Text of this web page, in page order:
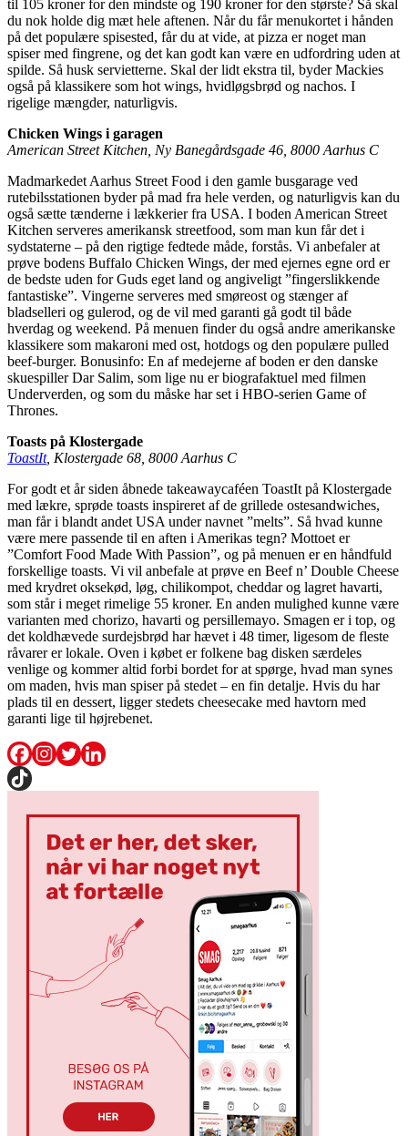
til 105 kroner for den mindste og 190 kroner for den største? Så skal
du nok holde dig mæt hele aftenen. Når du får menukortet i hånden
på det populære spisested, får du at vide, at pizza er noget man
spiser med fingrene, og det kan godt kan være en udfordring uden at
spilde. Så husk servietterne. Skal der lidt ekstra til, byder Mackies
også på klassikere som hot wings, hvidløgsbrød og nachos. I
rigelige mængder, naturligvis.
Chicken Wings i garagen
American Street Kitchen, Ny Banegårdsgade 46, 8000 Aarhus C
Madmarkedet Aarhus Street Food i den gamle busgarage ved
rutebilsstationen byder på mad fra hele verden, og naturligvis kan du
også sætte tænderne i lækkerier fra USA. I boden American Street
Kitchen serveres amerikansk streetfood, som man kun får det i
sydstaterne – på den rigtige fedtede måde, forstås. Vi anbefaler at
prøve bodens Buffalo Chicken Wings, der med ejernes egne ord er
de bedste uden for Guds eget land og angiveligt ”fingerslikkende
fantastiske”. Vingerne serveres med smøreost og stænger af
bladselleri og gulerod, og de vil med garanti gå godt til både
hverdag og weekend. På menuen finder du også andre amerikanske
klassikere som makaroni med ost, hotdogs og den populære pulled
beef-burger. Bonusinfo: En af medejerne af boden er den danske
skuespiller Dar Salim, som lige nu er biografaktuel med filmen
Underverden, og som du måske har set i HBO-serien Game of
Thrones.
Toasts på Klostergade
ToastIt, Klostergade 68, 8000 Aarhus C
For godt et år siden åbnede takeawaycaféen ToastIt på Klostergade
med lækre, sprøde toasts inspireret af de grillede ostesandwiches,
man får i blandt andet USA under navnet ”melts”. Så hvad kunne
være mere passende til en aften i Amerikas tegn? Mottoet er
”Comfort Food Made With Passion”, og på menuen er en håndfuld
forskellige toasts. Vi vil anbefale at prøve en Beef n’ Double Cheese
med krydret oksekød, løg, chilikompot, cheddar og lagret havarti,
som står i meget rimelige 55 kroner. En anden mulighed kunne være
varianten med chorizo, havarti og persillemayo. Smagen er i top, og
det koldhævede surdejsbrød har hævet i 48 timer, ligesom de fleste
råvarer er lokale. Oven i købet er folkene bag disken særdeles
venlige og kommer altid forbi bordet for at spørge, hvad man synes
om maden, hvis man spiser på stedet – en fin detalje. Hvis du har
plads til en dessert, ligger stedets cheesecake med havtorn med
garanti lige til højrebenet.